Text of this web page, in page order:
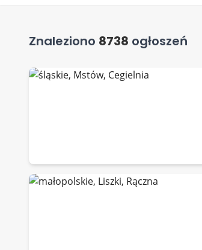
Znaleziono 8738 ogłoszeń